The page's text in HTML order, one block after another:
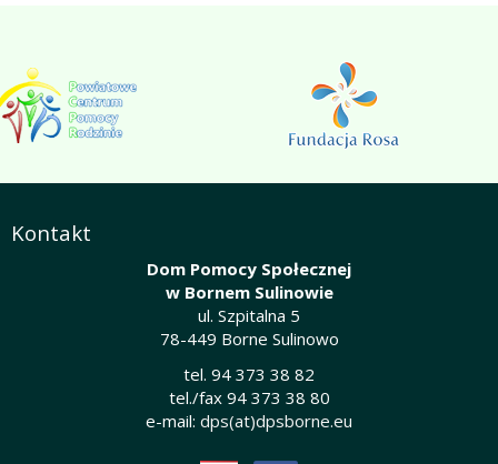
Kontakt
Dom Pomocy Społecznej
w Bornem Sulinowie
ul. Szpitalna 5
78-449 Borne Sulinowo
tel. 94 373 38 82
tel./fax 94 373 38 80
e-mail: dps(at)dpsborne.eu